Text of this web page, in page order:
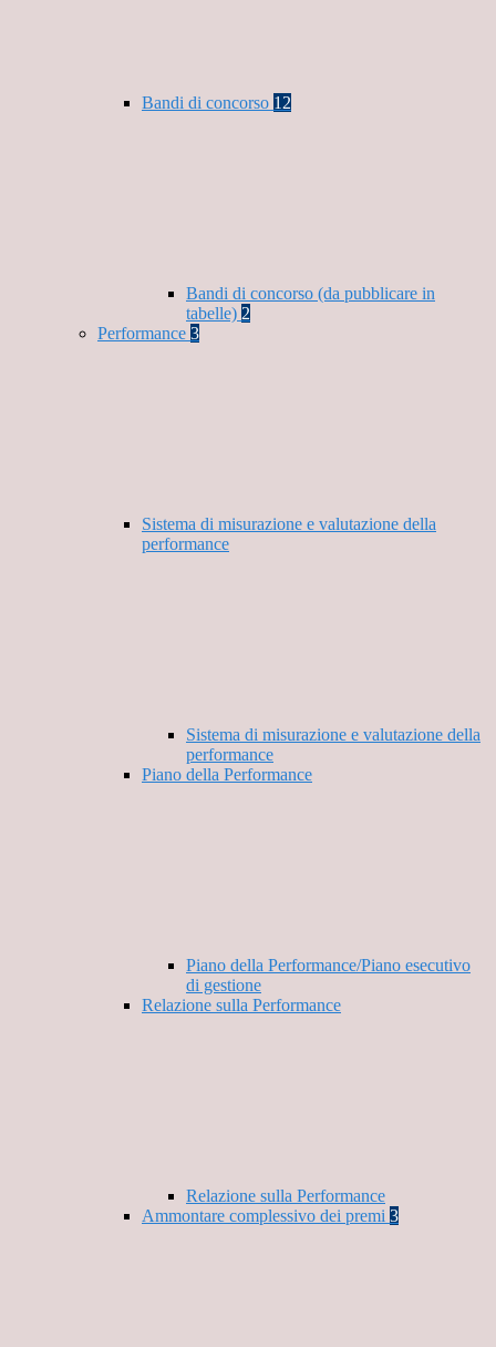
Bandi di concorso 12
Bandi di concorso (da pubblicare in
tabelle) 2
Performance 3
Sistema di misurazione e valutazione della
performance
Sistema di misurazione e valutazione della
performance
Piano della Performance
Piano della Performance/Piano esecutivo
di gestione
Relazione sulla Performance
Relazione sulla Performance
Ammontare complessivo dei premi 3